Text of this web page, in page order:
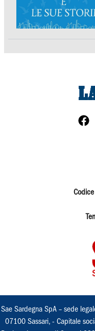
Sae Sardegna SpA – sede
07100 Sassari, - Capitale